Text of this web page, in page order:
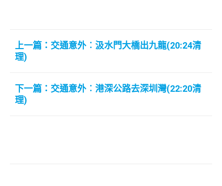
上一篇：交通意外︰汲水門大橋出九龍(20:24清
理)
下一篇：交通意外︰港深公路去深圳灣(22:20清
理)